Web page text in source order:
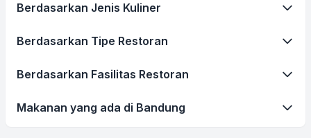
Berdasarkan Jenis Kuliner
Berdasarkan Tipe Restoran
Berdasarkan Fasilitas Restoran
Makanan yang ada di Bandung